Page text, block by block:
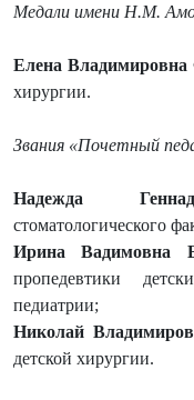
Медали имени Н.М.
Елена Владимировна
хирургии.
Звания «Почетный
Надежда
стоматологического
Ирина Вадимовна
пропедевтики
педиатрии;
Николай
детской хирургии.